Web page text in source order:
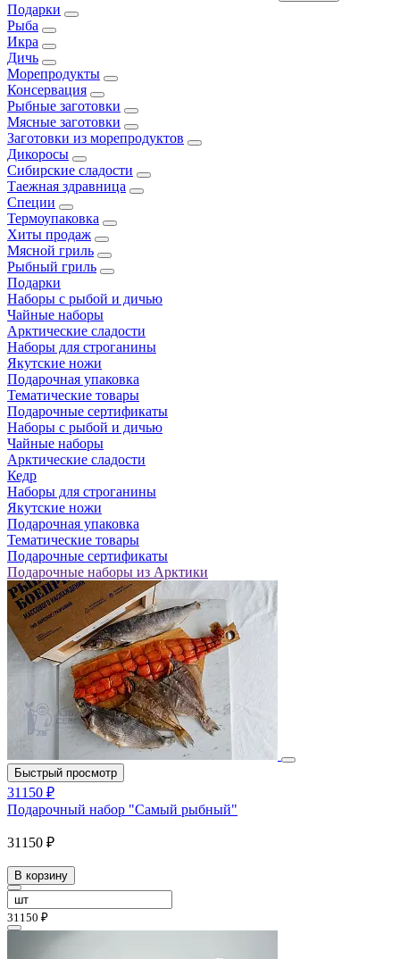
Подарки
Рыба
Икра
Дичь
Морепродукты
Консервация
Рыбные заготовки
Мясные заготовки
Заготовки из морепродуктов
Дикоросы
Сибирские сладости
Таежная здравница
Специи
Термоупаковка
Хиты продаж
Мясной гриль
Рыбный гриль
Подарки
Наборы с рыбой и дичью
Чайные наборы
Арктические сладости
Наборы для строганины
Якутские ножи
Подарочная упаковка
Тематические товары
Подарочные сертификаты
Наборы с рыбой и дичью
Чайные наборы
Арктические сладости
Кедр
Наборы для строганины
Якутские ножи
Подарочная упаковка
Тематические товары
Подарочные сертификаты
Подарочные наборы из Арктики
Быстрый просмотр
31150 ₽
Подарочный набор "Самый рыбный"
31150 ₽
В корзину
31150 ₽